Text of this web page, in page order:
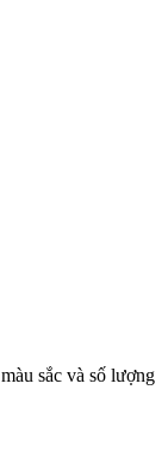
sắc và số lượng